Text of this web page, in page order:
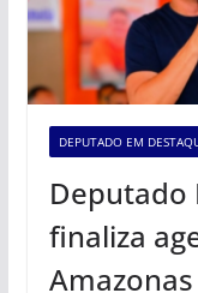
DEPUTADO EM
Deputado
finaliza